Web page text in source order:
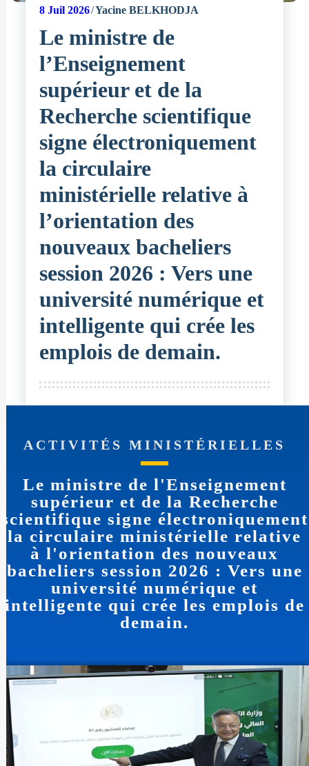
8Juil 2026 Yacine BELKHODJA
Le ministre de
l’Enseignement
supérieur et de la
Recherche scientifique
signe électroniquement
la circulaire
ministérielle relative à
l’orientation des
nouveaux bacheliers
session 2026 : Vers une
université numérique et
intelligente qui crée les
emplois de demain.
ACTIVITÉS MINISTÉRIELLES
Le ministre de l'Enseignement
supérieur et de la Recherche
scientifique signe électroniquement
la circulaire ministérielle relative
à l'orientation des nouveaux
bacheliers session 2026 : Vers une
université numérique et
intelligente qui crée les emplois de
demain.